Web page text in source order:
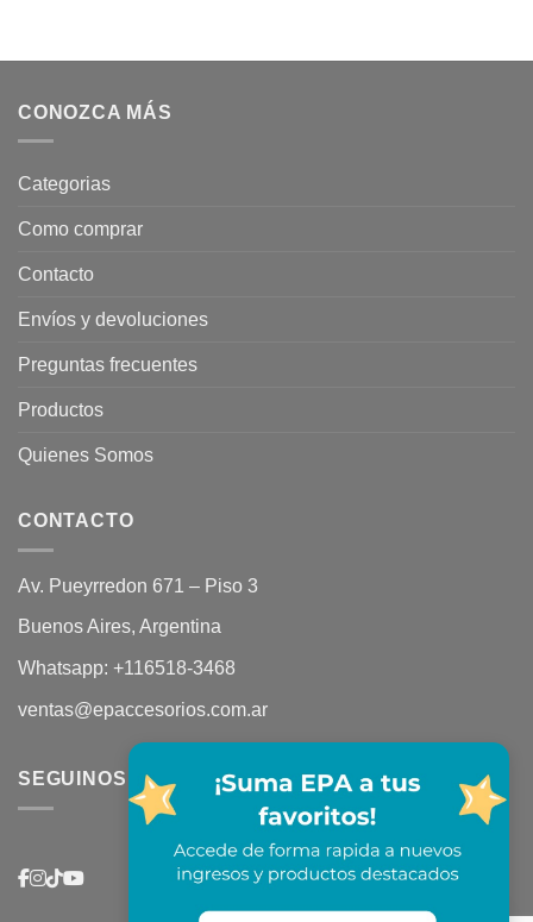
CONOZCA MÁS
Categorias
Como comprar
Contacto
Envíos y devoluciones
Preguntas frecuentes
Productos
Quienes Somos
CONTACTO
Av. Pueyrredon 671 – Piso 3
Buenos Aires, Argentina
Whatsapp: +116518-3468
ventas@epaccesorios.com.ar
SEGUINOS EN REDES